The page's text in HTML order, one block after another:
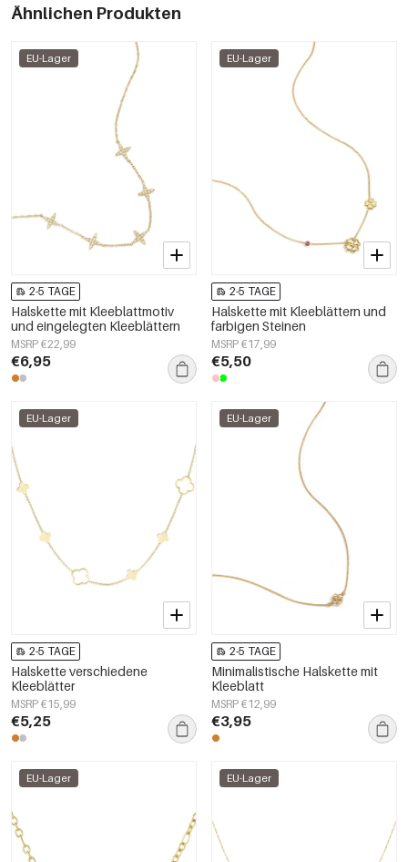
Ähnlichen Produkten
EU-Lager
2-5 TAGE
Halskette mit Kleeblattmotiv
und eingelegten Kleeblättern
MSRP €22,99
€6,95
EU-Lager
2-5 TAGE
Halskette mit Kleeblättern und
farbigen Steinen
MSRP €17,99
€5,50
EU-Lager
2-5 TAGE
Halskette verschiedene
Kleeblätter
MSRP €15,99
€5,25
EU-Lager
2-5 TAGE
Minimalistische Halskette mit
Kleeblatt
MSRP €12,99
€3,95
EU-Lager EU-Lager